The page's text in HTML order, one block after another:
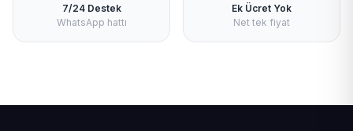
7/24 Destek
WhatsApp hattı
Ek Ücret Yok
Net tek fiyat